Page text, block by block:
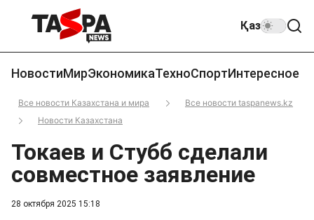
Қаз
НовостиМирЭкономикаТехноСпортИнтересное
Все новости Казахстана и мира
Все новости taspanews.kz
Новости Казахстана
28 октября 2025 15:18
Токаев и Стубб сделали
совместное заявление